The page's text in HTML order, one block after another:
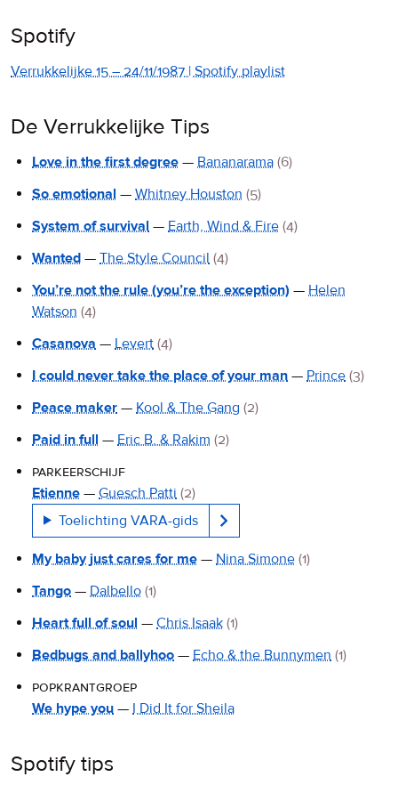
Spotify
Verrukkelijke 15 – 24/11/1987 | Spotify playlist
De Verrukkelijke Tips
Love in the first degree — Bananarama (6)
So emotional — Whitney Houston (5)
System of survival — Earth, Wind & Fire (4)
Wanted — The Style Council (4)
You’re not the rule (you’re the exception) — Helen
Watson (4)
Casanova — Levert (4)
I could never take the place of your man — Prince (3)
Peace maker — Kool & The Gang (2)
Paid in full — Eric B. & Rakim (2)
parkeerschijf
Etienne — Guesch Patti (2)
Toelichting VARA-gids
My baby just cares for me — Nina Simone (1)
Tango — Dalbello (1)
Heart full of soul — Chris Isaak (1)
Bedbugs and ballyhoo — Echo & the Bunnymen (1)
popkrantgroep
We hype you — I Did It for Sheila
Spotify tips